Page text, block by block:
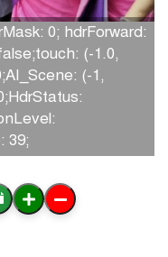
0; hdrForward:
(-1.0,
(-1,
39;